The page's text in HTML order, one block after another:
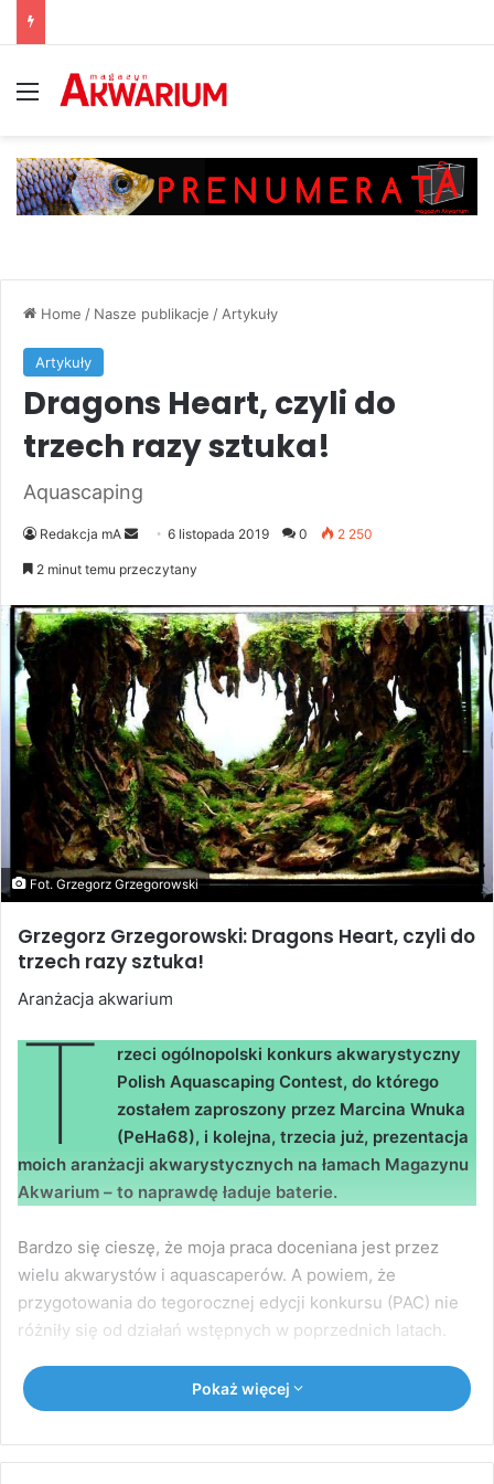
Menu
Home / Nasze publikacje /Artykuły
Artykuły
Dragons Heart, czyli do
trzech razy sztuka!
Aquascaping
Redakcja mA
Send6 listopada 2019 0 2 250
2 minut temu przeczytany
Fot. Grzegorz Grzegorowski
Grzegorz Grzegorowski: Dragons Heart, czyli do
trzech razy sztuka!
Aranżacja akwarium
T
rzeci ogólnopolski konkurs akwarystyczny
Polish Aquascaping Contest, do którego
zostałem zaproszony przez Marcina Wnuka
(PeHa68), i kolejna, trzecia już, prezentacja
moich aranżacji akwarystycznych na łamach Magazynu
Akwarium – to naprawdę ładuje baterie.
Bardzo się cieszę, że moja praca doceniana jest przez
wielu akwarystów i aquascaperów. A powiem, że
przygotowania do tegorocznej edycji konkursu (PAC) nie
różniły się od działań wstępnych w poprzednich latach.
Hardscape naszykowałem dużo wcześniej – po to, aby
zostawić sobie sporo czasu na ewentualne poprawki.
Lubię bowiem, gdy w akwarium wszystko dopięte jest na
ostatni guzik, bo tylko takie aranżacje przyciągają potem
Pokaż więcej